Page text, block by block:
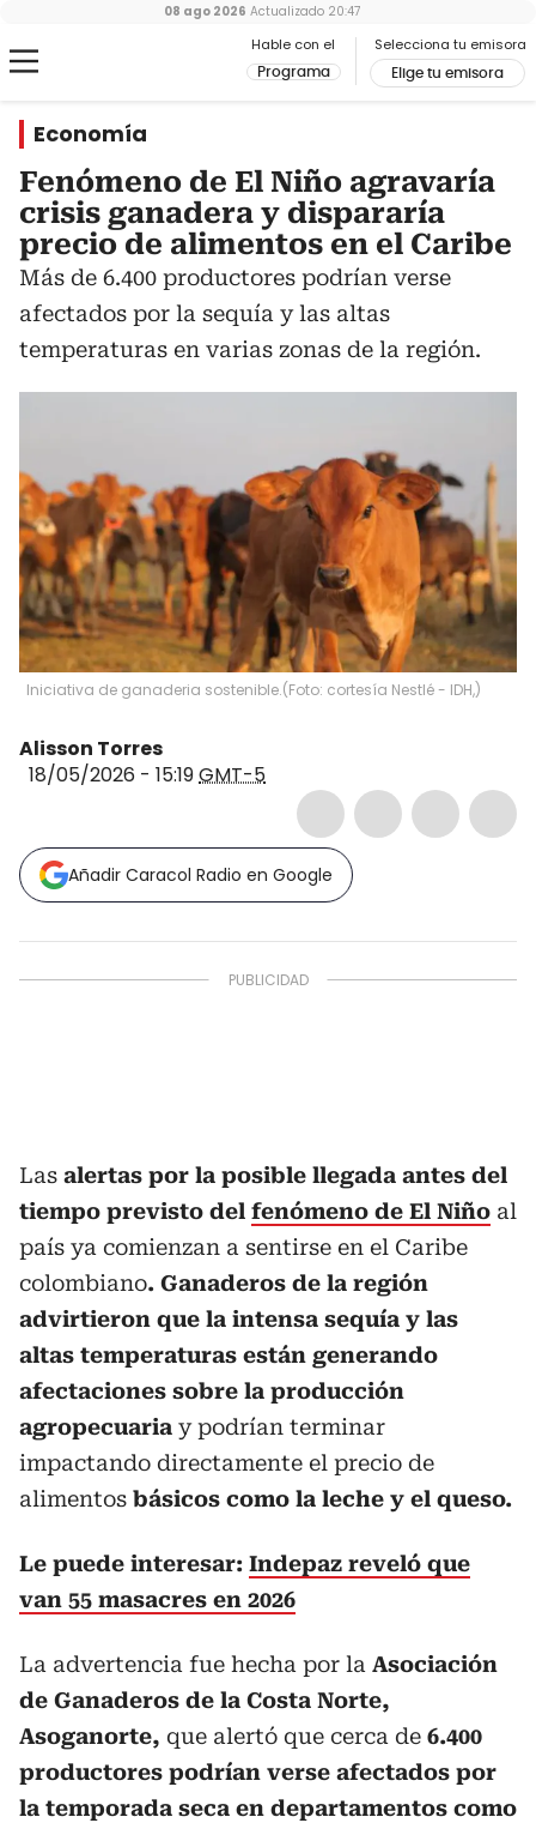
Hable con el
Programa
Selecciona tu emisora
Elige tu emisora
08 ago 2026 Actualizado 20:47
Economía
Fenómeno de El Niño agravaría
crisis ganadera y dispararía
precio de alimentos en el Caribe
Más de 6.400 productores podrían verse
afectados por la sequía y las altas
temperaturas en varias zonas de la región.
Iniciativa de ganaderia sostenible.(Foto: cortesía Nestlé - IDH,)
Alisson Torres
18/05/2026 - 15:19GMT-5
Añadir Caracol Radio en Google
Las alertas por la posible llegada antes del
tiempo previsto del fenómeno de El Niño al
país ya comienzan a sentirse en el Caribe
colombiano. Ganaderos de la región
advirtieron que la intensa sequía y las
altas temperaturas están generando
afectaciones sobre la producción
agropecuaria y podrían terminar
impactando directamente el precio de
alimentos básicos como la leche y el queso.
Le puede interesar: Indepaz reveló que
van 55 masacres en 2026
La advertencia fue hecha por la Asociación
de Ganaderos de la Costa Norte,
Asoganorte, que alertó que cerca de 6.400
productores podrían verse afectados por
la temporada seca en departamentos como